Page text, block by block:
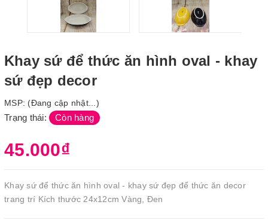
Khay sứ để thức ăn hình oval - khay
sứ đẹp decor
MSP: (Đang cập nhật...)
Trạng thái: Còn hàng
45.000₫
Khay sứ để thức ăn hình oval - khay sứ đẹp để thức ăn decor
trang trí Kích thước 24x12cm Vàng, Đen